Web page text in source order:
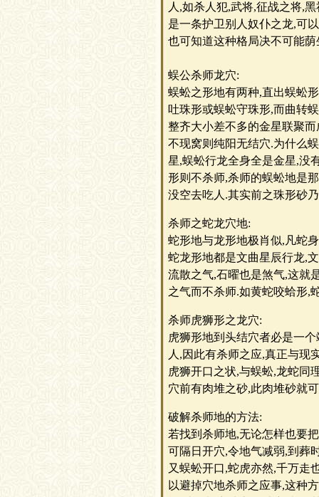
人,如杀人犯,武将,征战之将,
是一条护卫别人奴仆之龙,可
也可知道这种格局决不可能
蜈公杀师龙穴:
蜈蚣之形地有两种,直出蜈蚣
吐珠形或蜈蚣守珠形,而曲转
整齐大小差不多的金星联聚
不现窝则纯阳无结穴.为什么
星,蜈蚣行龙全身全是金星,没
形则不杀师,杀师的蜈蚣地是
没空去吃人.其实前之珠形砂
杀师之蛇龙穴地:
蛇形地与龙形地极肖似,凡蛇
蛇龙形地都是文曲星辰行龙,
流散之气,石曜也是煞气,这就
之气而不杀师.如黄蛇咬蛤形,
杀师虎狮形之龙穴:
虎狮形地到头结穴者必是一
人,因此有杀师之应,真正与现
虎狮开口之状,与蜈蚣,龙蛇同
穴前有肉堆之砂,此肉堆砂就
破解杀师地的方法:
若找到杀师地,无论怎样也要
可隔日开穴,令地气减弱,到葬
又蜈蚣开口,蛇虎亦然,千万走
以避掉穴地杀师之应事,这种